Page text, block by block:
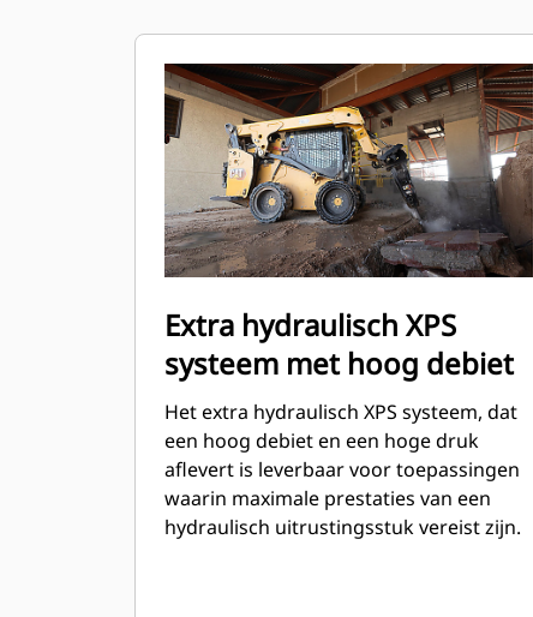
Extra hydraulisch XPS
systeem met hoog debiet
Het extra hydraulisch XPS systeem, dat
een hoog debiet en een hoge druk
aflevert is leverbaar voor toepassingen
waarin maximale prestaties van een
hydraulisch uitrustingsstuk vereist zijn.